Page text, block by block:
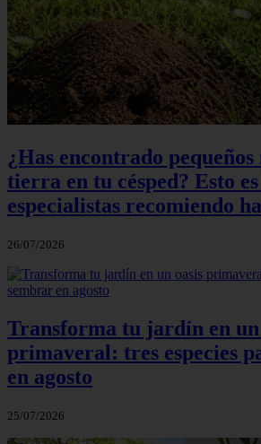
¿Has encontrado pequeños
tierra en tu césped? Esto
especialistas recomiendo
26/07/2026
Transforma tu jardín en un
primaveral: tres especies
en agosto
25/07/2026